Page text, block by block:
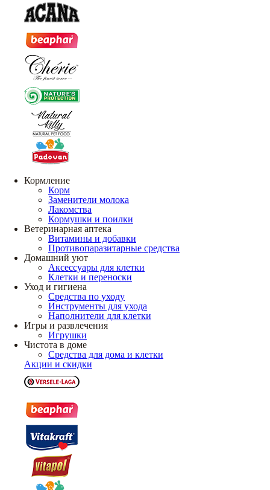
Кормление
Корм
Заменители молока
Лакомства
Кормушки и поилки
Ветеринарная аптека
Витамины и добавки
Противопаразитарные средства
Домашний уют
Аксессуары для клетки
Клетки и переноски
Уход и гигиена
Средства по уходу
Инструменты для ухода
Наполнители для клетки
Игры и развлечения
Игрушки
Чистота в доме
Средства для дома и клетки
Акции и скидки